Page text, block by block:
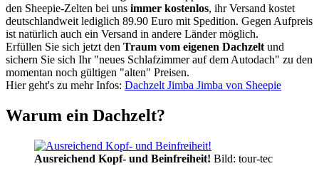
den Sheepie-Zelten bei uns immer kostenlos, ihr Versand kostet
deutschlandweit lediglich 89.90 Euro mit Spedition. Gegen Aufpreis
ist natürlich auch ein Versand in andere Länder möglich.
Erfüllen Sie sich jetzt den Traum vom eigenen Dachzelt und
sichern Sie sich Ihr "neues Schlafzimmer auf dem Autodach" zu den
momentan noch gültigen "alten" Preisen.
Hier geht's zu mehr Infos: Dachzelt Jimba Jimba von Sheepie
Warum ein Dachzelt?
Ausreichend Kopf- und Beinfreiheit! Bild: tour-tec